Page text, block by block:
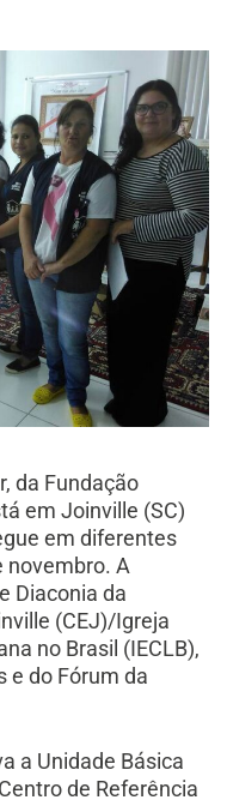
da Fundação
em Joinville (SC)
em diferentes
novembro. A
Diaconia da
(CEJ)/Igreja
no Brasil (IECLB),
e do Fórum da
a Unidade Básica
de Referência